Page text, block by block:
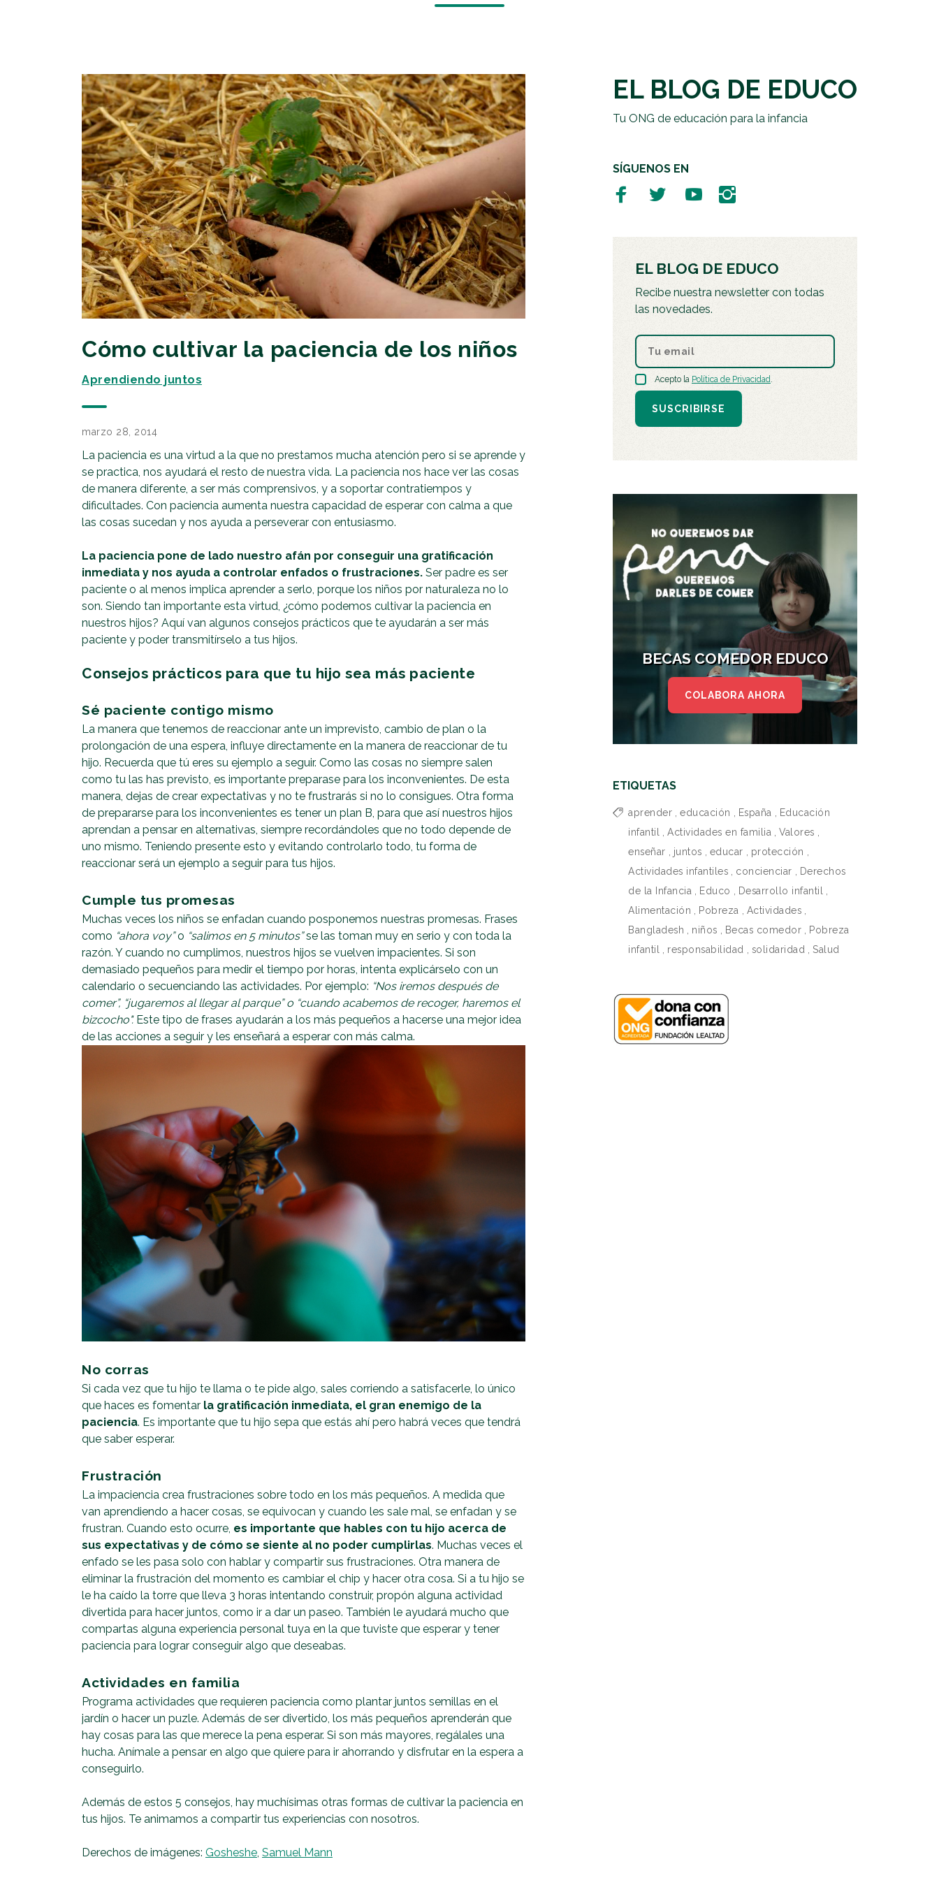
EMPRESAS SOLIDARIAS
TESTAMENTO SOLIDARIO
Cómo cultivar la paciencia de los niños
Aprendiendo juntos
marzo 28, 2014
La paciencia es una virtud a la que no prestamos mucha atención pero si se aprende y
se practica, nos ayudará el resto de nuestra vida. La paciencia nos hace ver las cosas
de manera diferente, a ser más comprensivos, y a soportar contratiempos y
dificultades. Con paciencia aumenta nuestra capacidad de esperar con calma a que
las cosas sucedan y nos ayuda a perseverar con entusiasmo.
La paciencia pone de lado nuestro afán por conseguir una gratificación
inmediata y nos ayuda a controlar enfados o frustraciones. Ser padre es ser
paciente o al menos implica aprender a serlo, porque los niños por naturaleza no lo
son. Siendo tan importante esta virtud, ¿cómo podemos cultivar la paciencia en
nuestros hijos? Aquí van algunos consejos prácticos que te ayudarán a ser más
paciente y poder transmitírselo a tus hijos.
Consejos prácticos para que tu hijo sea más paciente
Sé paciente contigo mismo
La manera que tenemos de reaccionar ante un imprevisto, cambio de plan o la
prolongación de una espera, influye directamente en la manera de reaccionar de tu
hijo. Recuerda que tú eres su ejemplo a seguir. Como las cosas no siempre salen
como tu las has previsto, es importante preparase para los inconvenientes. De esta
manera, dejas de crear expectativas y no te frustrarás si no lo consigues. Otra forma
de prepararse para los inconvenientes es tener un plan B, para que así nuestros hijos
aprendan a pensar en alternativas, siempre recordándoles que no todo depende de
uno mismo. Teniendo presente esto y evitando controlarlo todo, tu forma de
reaccionar será un ejemplo a seguir para tus hijos.
Cumple tus promesas
Muchas veces los niños se enfadan cuando posponemos nuestras promesas. Frases
como “ahora voy”o “salimos en 5 minutos”se las toman muy en serio y con toda la
razón. Y cuando no cumplimos, nuestros hijos se vuelven impacientes. Si son
demasiado pequeños para medir el tiempo por horas, intenta explicárselo con un
calendario o secuenciando las actividades. Por ejemplo: “Nos iremos después de
comer”, “jugaremos al llegar al parque” o “cuando acabemos de recoger, haremos el
bizcocho".Este tipo de frases ayudarán a los más pequeños a hacerse una mejor idea
de las acciones a seguir y les enseñará a esperar con más calma.
No corras
Si cada vez que tu hijo te llama o te pide algo, sales corriendo a satisfacerle, lo único
que haces es fomentar la gratificación inmediata, el gran enemigo de la
paciencia. Es importante que tu hijo sepa que estás ahí pero habrá veces que tendrá
que saber esperar.
Frustración
La impaciencia crea frustraciones sobre todo en los más pequeños. A medida que
van aprendiendo a hacer cosas, se equivocan y cuando les sale mal, se enfadan y se
frustran. Cuando esto ocurre, es importante que hables con tu hijo acerca de
sus expectativas y de cómo se siente al no poder cumplirlas. Muchas veces el
enfado se les pasa solo con hablar y compartir sus frustraciones. Otra manera de
eliminar la frustración del momento es cambiar el chip y hacer otra cosa. Si a tu hijo se
le ha caído la torre que lleva 3 horas intentando construir, propón alguna actividad
divertida para hacer juntos, como ir a dar un paseo. También le ayudará mucho que
compartas alguna experiencia personal tuya en la que tuviste que esperar y tener
paciencia para lograr conseguir algo que deseabas.
Actividades en familia
Programa actividades que requieren paciencia como plantar juntos semillas en el
jardín o hacer un puzle. Además de ser divertido, los más pequeños aprenderán que
hay cosas para las que merece la pena esperar. Si son más mayores, regálales una
hucha. Anímale a pensar en algo que quiere para ir ahorrando y disfrutar en la espera a
conseguirlo.
Además de estos 5 consejos, hay muchísimas otras formas de cultivar la paciencia en
tus hijos. Te animamos a compartir tus experiencias con nosotros.
Derechos de imágenes: Gosheshe, Samuel Mann
EL BLOG DE EDUCO
Tu ONG de educación para la infancia
SÍGUENOS EN
EL BLOG DE EDUCO
Recibe nuestra newsletter con todas
las novedades.
Acepto la Política de Privacidad.
SUSCRIBIRSE
BECAS COMEDOR EDUCO
COLABORA AHORA
ETIQUETAS
aprender educación España
Educación
infantil
Actividades en familia Valores
enseñar
juntos educar protección
Actividades infantiles
concienciar
Derechos
de la Infancia
Educo Desarrollo infantil
Alimentación
Pobreza Actividades
Bangladesh
niños Becas comedor
Pobreza
infantil
responsabilidad solidaridad Salud